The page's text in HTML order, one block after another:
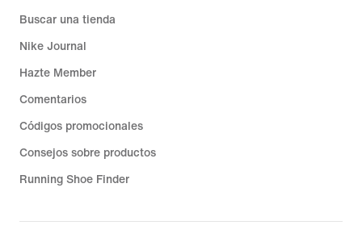
Buscar una tienda
Nike Journal
Hazte Member
Comentarios
Códigos promocionales
Consejos sobre productos
Running Shoe Finder